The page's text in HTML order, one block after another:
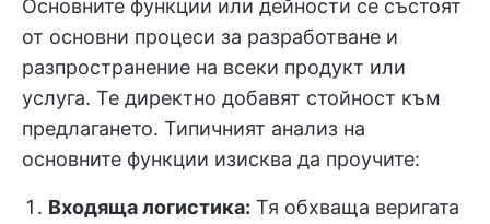
Основните функции или дейности се състоят
от основни процеси за разработване и
разпространение на всеки продукт или
услуга. Те директно добавят стойност към
предлагането. Типичният анализ на
основните функции изисква да проучите:
Входяща логистика: Тя обхваща веригата